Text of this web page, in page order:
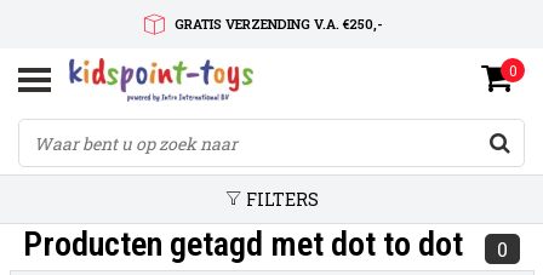
GRATIS VERZENDING V.A. €250,-
SNELLE LEVERTIJD
SERVICE OP MAAT
0
FILTERS
Producten getagd met dot to dot 0